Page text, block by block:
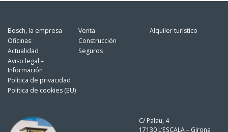
Bosch, la empresa
Oficinas
Actualidad
Aviso legal –
Información
Política de privacidad
Política de cookies (EU)
Venta
Construcción
Seguros
Alquiler turístico
C/ Palau, 4
17130 L’ESCALA – Girona